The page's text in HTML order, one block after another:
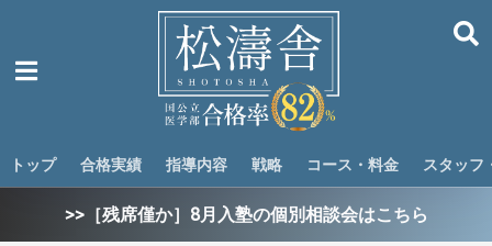
トップ 合格実績 指導内容 戦略 コース・料金 スタッフ
>>［残席僅か］8月入塾の個別相談会はこちら